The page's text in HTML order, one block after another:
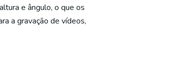
e ângulo, o que os
a gravação de vídeos,